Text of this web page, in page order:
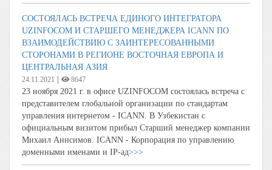
СОСТОЯЛАСЬ ВСТРЕЧА ЕДИНОГО ИНТЕГРАТОРА
UZINFOCOM И СТАРШЕГО МЕНЕДЖЕРА ICANN ПО
ВЗАИМОДЕЙСТВИЮ С ЗАИНТЕРЕСОВАННЫМИ
СТОРОНАМИ В РЕГИОНЕ ВОСТОЧНАЯ ЕВРОПА И
ЦЕНТРАЛЬНАЯ АЗИЯ
24.11.2021 8647
23 ноября 2021 г. в офисе UZINFOCOM состоялась встреча с
представителем глобальной организации по стандартам
управления интернетом - ICANN. В Узбекистан с
официальным визитом прибыл Старший менеджер компании
Михаил Анисимов. ICANN - Корпорация по управлению
доменными именами и IP-ад>>>